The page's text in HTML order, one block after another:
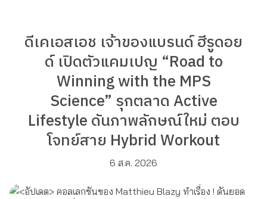
ดีเคเอสเอช เจ้าของแบรนด์ ฮีรูดอย
ด์ เปิดตัวแคมเปญ “Road to
Winning with the MPS
Science” รุกตลาด Active
Lifestyle ดันภาพลักษณ์ใหม่ ตอบ
โจทย์สาย Hybrid Workout
6 ส.ค. 2026